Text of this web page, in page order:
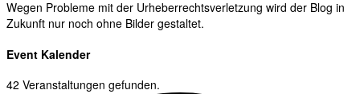
Wegen Probleme mit der Urheberrechtsverletzung wird der Blog in
Zukunft nur noch ohne Bilder gestaltet.
Event Kalender
42 Veranstaltungen gefunden.